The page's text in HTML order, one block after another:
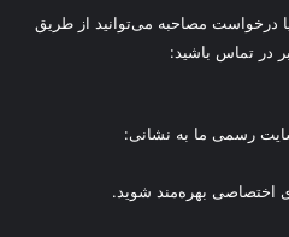
درخواست مصاحبه می‌توانید از طریق
در تماس باشید:
رسمی ما به نشانی:
اختصاصی بهره‌مند شوید.